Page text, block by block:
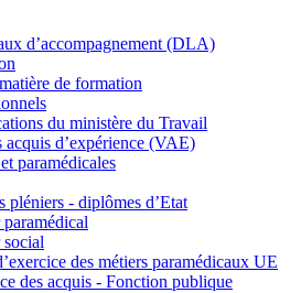
d’accompagnement (DLA)
de formation
du ministère du Travail
acquis d’expérience (VAE)
paramédicales
pléniers - diplômes d’Etat
paramédical
social
des métiers paramédicaux UE
des acquis - Fonction publique